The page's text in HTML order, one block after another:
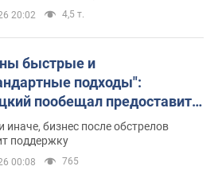
20:02 4,5 т.
быстрые и
подходы":
пообещал предоставить
приоритетный доступ к
складским
иначе, бизнес после обстрелов
поддержку
00:08 765